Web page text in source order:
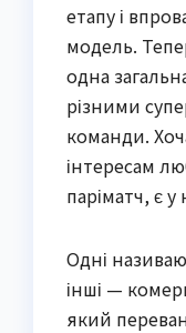
етапу і
модель.
одна
різними
команди.
інтересам
паріматч, є у
Одні
інші —
який